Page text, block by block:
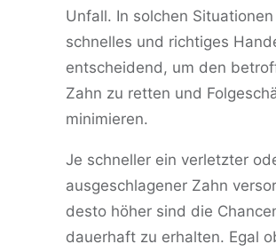
Unfall. In solchen
schnelles und richtiges
entscheidend, um den
Zahn zu retten und
minimieren.
Je schneller ein verletzter
ausgeschlagener Zahn
desto höher sind die
dauerhaft zu erhalten. Egal